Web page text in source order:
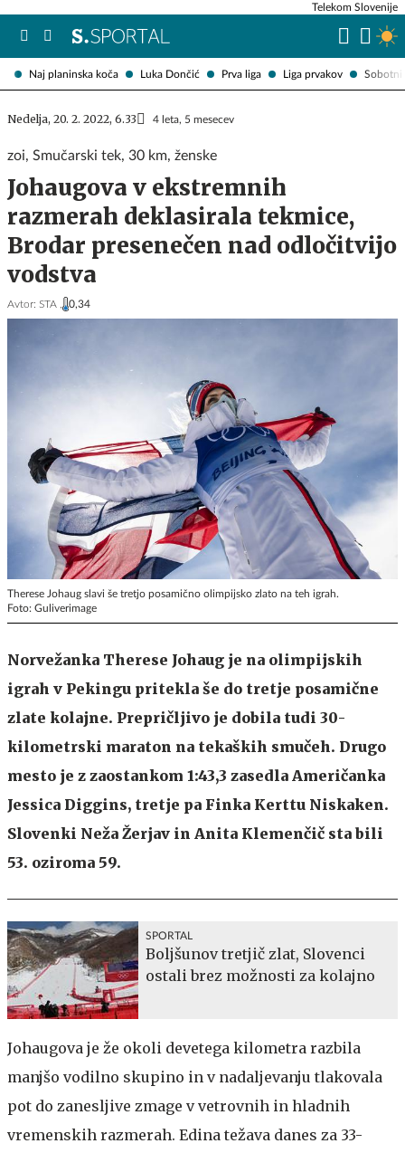
Naj planinska koča Luka Dončić Prva liga Liga prvakov Sobotni
Telekom Slovenije
Nedelja, 20. 2. 2022, 6.33 4 leta, 5 mesecev
zoi, Smučarski tek, 30 km, ženske
Johaugova v ekstremnih
razmerah deklasirala tekmice,
Brodar presenečen nad odločitvijo
vodstva
Avtor: STA , 0,34
Therese Johaug slavi še tretjo posamično olimpijsko zlato na teh igrah.
Foto: Guliverimage
Norvežanka Therese Johaug je na olimpijskih
igrah v Pekingu pritekla še do tretje posamične
zlate kolajne. Prepričljivo je dobila tudi 30-
kilometrski maraton na tekaških smučeh. Drugo
mesto je z zaostankom 1:43,3 zasedla Američanka
Jessica Diggins, tretje pa Finka Kerttu Niskaken.
Slovenki Neža Žerjav in Anita Klemenčič sta bili
53. oziroma 59.
SPORTAL
Boljšunov tretjič zlat, Slovenci
ostali brez možnosti za kolajno
Johaugova je že okoli devetega kilometra razbila
manjšo vodilno skupino in v nadaljevanju tlakovala
pot do zanesljive zmage v vetrovnih in hladnih
vremenskih razmerah. Edina težava danes za 33-